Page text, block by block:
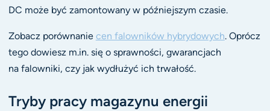
DC może być zamontowany w późniejszym czasie.
Zobacz porównanie cen falowników hybrydowych. Oprócz
tego dowiesz m.in. się o sprawności, gwarancjach
na falowniki, czy jak wydłużyć ich trwałość.
Tryby pracy magazynu energii